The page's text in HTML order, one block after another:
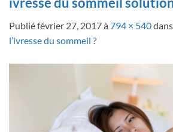
Publiéfévrier 27, 2017à 794 × 540dans
l’ivresse du sommeil ?